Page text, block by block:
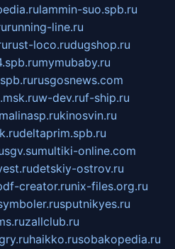
lammin-suo.spb.ru
running-line.ru
rust-loco.rudugshop.ru
mymubaby.ru
rusgosnews.com
w-dev.ruf-ship.ru
malinasp.rukinosvin.ru
deltaprim.spb.ru
sgv.sumultiki-online.com
detskiy-ostrov.ru
creator.runix-files.org.ru
sputnikyes.ru
zallclub.ru
haikko.rusobakopedia.ru